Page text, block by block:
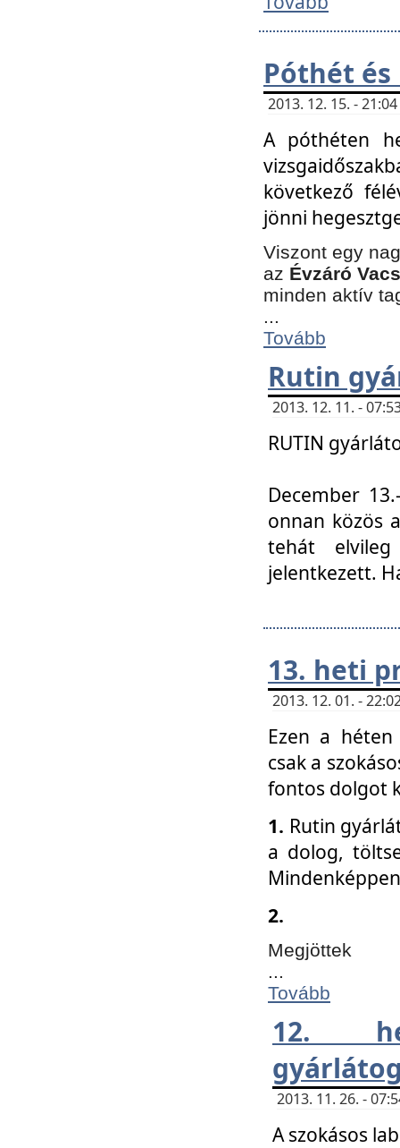
Póthét és
2013. 12. 15. -
A póthéten
következő
jönni
Viszont egy
az Évzáró
minden aktív
...
Tovább
Rutin
2013. 12. 11. -
RUTIN
December
onnan közös
tehát
jelentkezett.
13. heti
2013. 12. 01. -
Ezen a
csak a
fontos dolgot
1. Rutin
a dolog,
2.
Megjöttek
...
Tovább
12.
2013. 11. 26. -
A szokásos